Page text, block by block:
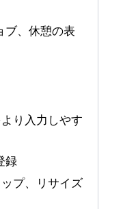
ブ、休憩の表
り入力しやす
録
プ、リサイズ